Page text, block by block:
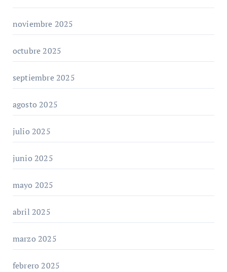
noviembre 2025
octubre 2025
septiembre 2025
agosto 2025
julio 2025
junio 2025
mayo 2025
abril 2025
marzo 2025
febrero 2025